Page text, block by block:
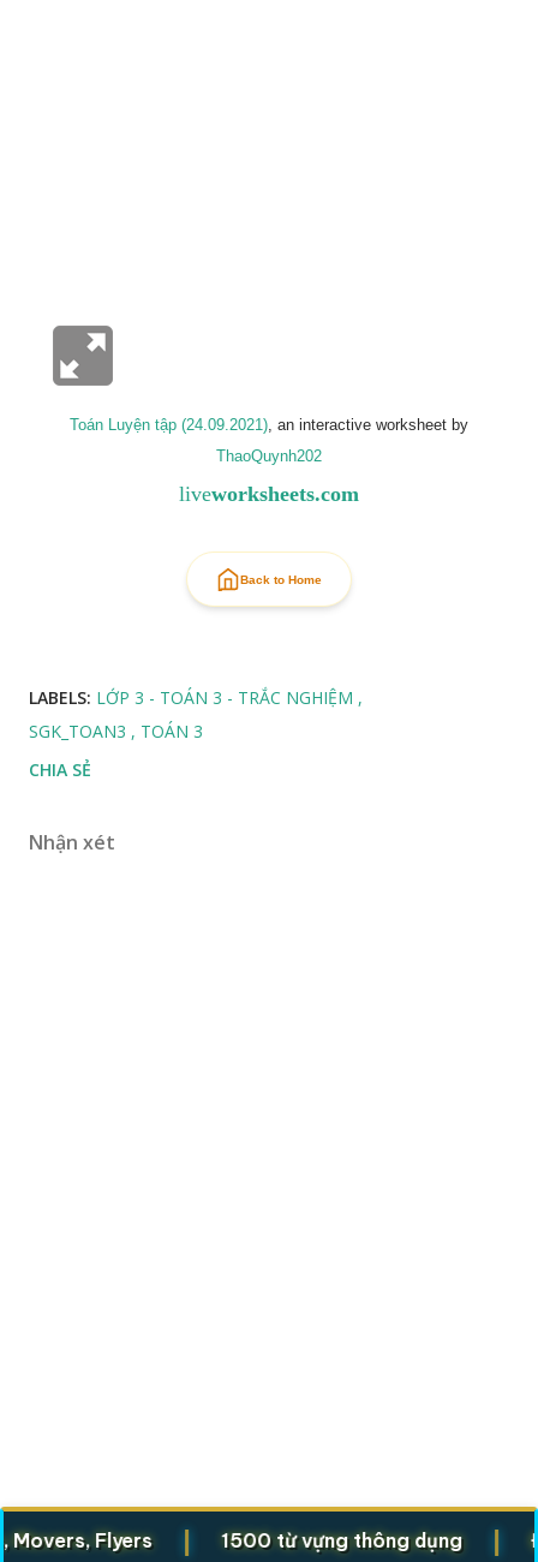
Toán Luyện tập (24.09.2021), an interactive worksheet by
ThaoQuynh202
liveworksheets.com
Back to Home
LABELS: LỚP 3 - TOÁN 3 - TRẮC NGHIỆM
SGK_TOAN3
TOÁN 3
CHIA SẺ
Nhận xét
Flyers | 1500 từ vựng thông dụng | Động từ